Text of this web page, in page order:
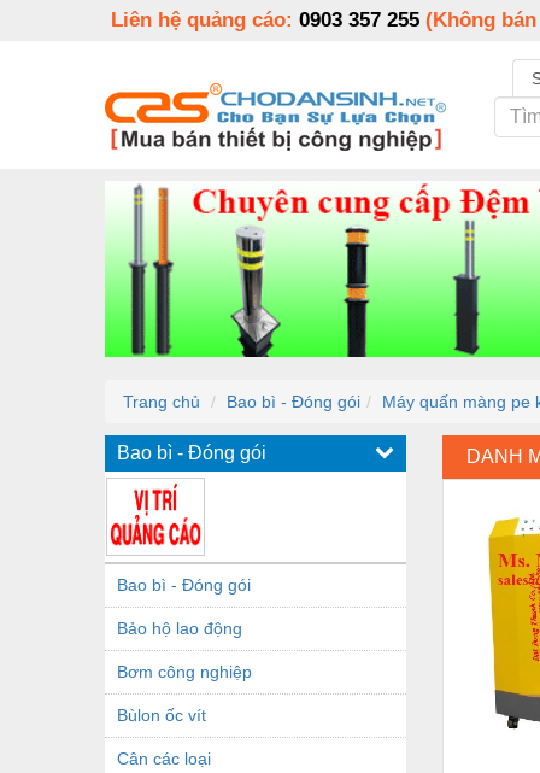
Liên hệ quảng cáo: 0903 357 255 (Không
Trang chủ Bao bì - Đóng gói Máy quấn màng pe
Bao bì - Đóng gói
Bao bì - Đóng gói
Bảo hộ lao động
Bơm công nghiệp
Bùlon ốc vít
Cân các loại
DANH